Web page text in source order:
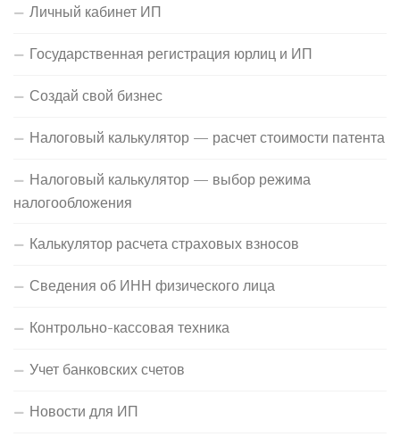
Личный кабинет ИП
Государственная регистрация юрлиц и ИП
Создай свой бизнес
Налоговый калькулятор — расчет стоимости патента
Налоговый калькулятор — выбор режима
налогообложения
Калькулятор расчета страховых взносов
Сведения об ИНН физического лица
Контрольно-кассовая техника
Учет банковских счетов
Новости для ИП